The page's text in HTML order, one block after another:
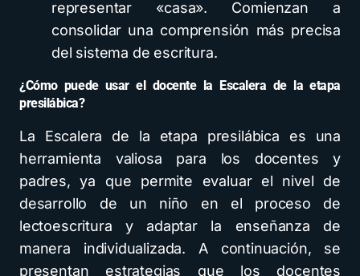
representar «casa». Comienzan a
consolidar una comprensión más precisa
del sistema de escritura.
¿Cómo puede usar el docente la Escalera de la etapa
presilábica?
La Escalera de la etapa presilábica es una
herramienta valiosa para los docentes y
padres, ya que permite evaluar el nivel de
desarrollo de un niño en el proceso de
lectoescritura y adaptar la enseñanza de
manera individualizada. A continuación, se
presentan estrategias que los docentes